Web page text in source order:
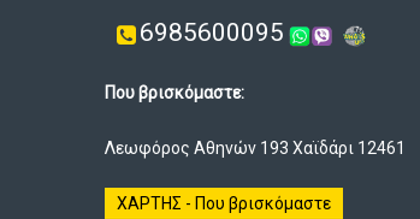
6985600095
Που βρισκόμαστε:
Λεωφόρος Αθηνών 193 Χαϊδάρι 12461
ΧΑΡΤΗΣ - Που βρισκόμαστε